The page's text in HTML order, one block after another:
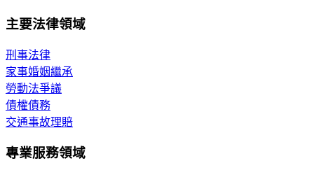
主要法律領域
刑事法律
家事婚姻繼承
勞動法爭議
債權債務
交通事故理賠
專業服務領域